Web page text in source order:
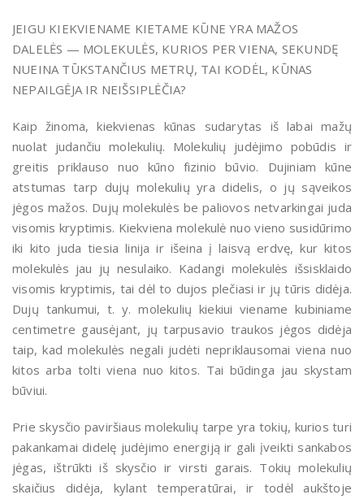
JEIGU KIEKVIENAME KIETAME KŪNE YRA MAŽOS
DALELĖS — MOLEKULĖS, KURIOS PER VIENA, SEKUNDĘ
NUEINA TŪKSTANČIUS METRŲ, TAI KODĖL, KŪNAS
NEPAILGĖJA IR NEIŠSIPLĖČIA?
Kaip žinoma, kiekvienas kūnas sudarytas iš labai mažų
nuolat judančiu molekulių. Molekulių judėjimo pobūdis ir
greitis priklauso nuo kūno fizinio būvio. Dujiniam kūne
atstumas tarp dujų molekulių yra didelis, o jų sąveikos
jėgos mažos. Dujų molekulės be paliovos netvarkingai juda
visomis kryptimis. Kiekviena molekulė nuo vieno susidūrimo
iki kito juda tiesia linija ir išeina į laisvą erdvę, kur kitos
molekulės jau jų nesulaiko. Kadangi molekulės išsisklaido
visomis kryptimis, tai dėl to dujos plečiasi ir jų tūris didėja.
Dujų tankumui, t. y. molekulių kiekiui viename kubiniame
centimetre gausėjant, jų tarpusavio traukos jėgos didėja
taip, kad molekulės negali judėti nepriklausomai viena nuo
kitos arba tolti viena nuo kitos. Tai būdinga jau skystam
būviui.
Prie skysčio paviršiaus molekulių tarpe yra tokių, kurios turi
pakankamai didelę judėjimo energiją ir gali įveikti sankabos
jėgas, ištrūkti iš skysčio ir virsti garais. Tokių molekulių
skaičius didėja, kylant temperatūrai, ir todėl aukštoje